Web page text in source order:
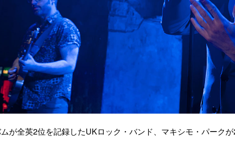
が全英2位を記録したUKロック・バンド、マキシモ・パーク